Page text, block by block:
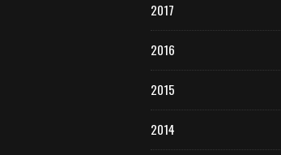
2017
2016
2015
2014